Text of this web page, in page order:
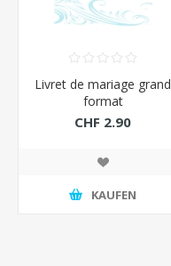
Livret de mariage grand
format
CHF 2.90
KAUFEN